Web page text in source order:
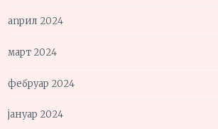
април 2024
март 2024
фебруар 2024
јануар 2024